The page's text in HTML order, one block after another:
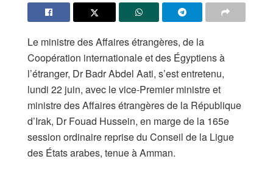
Le ministre des Affaires étrangères, de la
Coopération internationale et des Égyptiens à
l’étranger, Dr Badr Abdel Aati, s’est entretenu,
lundi 22 juin, avec le vice-Premier ministre et
ministre des Affaires étrangères de la République
d’Irak, Dr Fouad Hussein, en marge de la 165e
session ordinaire reprise du Conseil de la Ligue
des États arabes, tenue à Amman.